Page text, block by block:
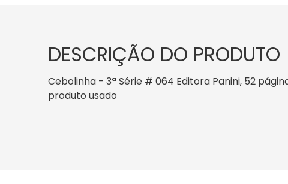
DESCRIÇÃO DO PRODUTO
Cebolinha - 3ª Série # 064 Editora Panini, 52
produto usado